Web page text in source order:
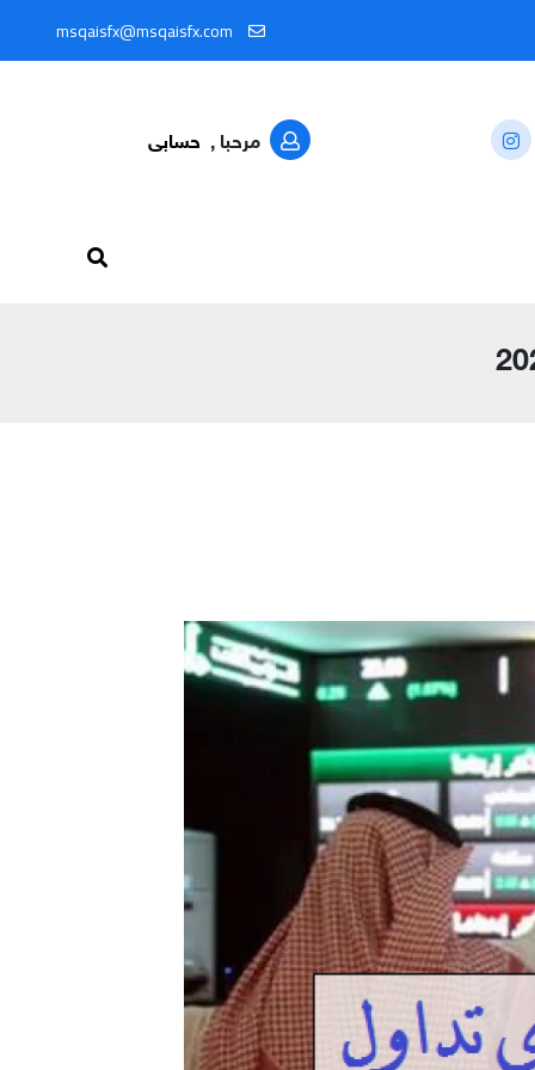
msqaisfx@msqaisfx.com
مرحبا , حسابى